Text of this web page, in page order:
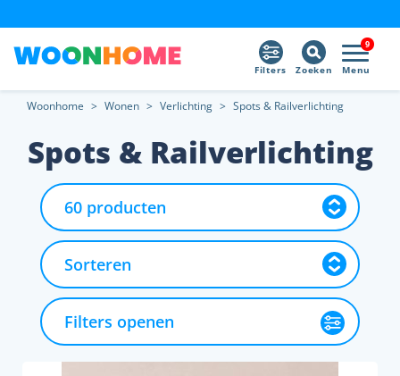
9
Menu
Zoeken
Filters
Woonhome > Wonen > Verlichting > Spots & Railverlichting
Spots & Railverlichting
Filters openen